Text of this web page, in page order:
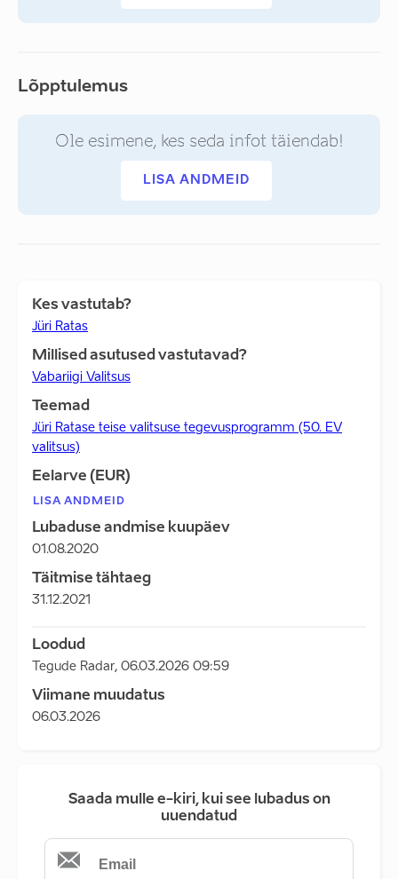
Lõpptulemus
Ole esimene, kes seda infot täiendab!
LISA ANDMEID
Kes vastutab?
Jüri Ratas
Millised asutused vastutavad?
Vabariigi Valitsus
Teemad
Jüri Ratase teise valitsuse tegevusprogramm (50. EV
valitsus)
Eelarve (EUR)
LISA ANDMEID
Lubaduse andmise kuupäev
01.08.2020
Täitmise tähtaeg
31.12.2021
Loodud
Tegude Radar, 06.03.2026 09:59
Viimane muudatus
06.03.2026
Saada mulle e-kiri, kui see lubadus on
uuendatud